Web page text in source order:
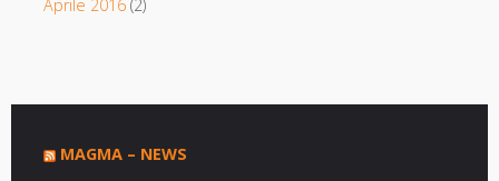
Aprile 2016(2)
MAGMA – NEWS